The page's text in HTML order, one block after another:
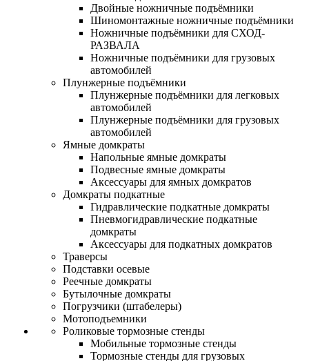
Двойные ножничные подъёмники
Шиномонтажные ножничные подъёмники
Ножничные подъёмники для СХОД-
РАЗВАЛА
Ножничные подъёмники для грузовых
автомобилей
Плунжерные подъёмники
Плунжерные подъёмники для легковых
автомобилей
Плунжерные подъёмники для грузовых
автомобилей
Ямные домкраты
Напольные ямные домкраты
Подвесные ямные домкраты
Аксессуары для ямных домкратов
Домкраты подкатные
Гидравлические подкатные домкраты
Пневмогидравлические подкатные
домкраты
Аксессуары для подкатных домкратов
Траверсы
Подставки осевые
Реечные домкраты
Бутылочные домкраты
Погрузчики (штабелеры)
Мотоподъемники
Роликовые тормозные стенды
Мобильные тормозные стенды
Тормозные стенды для грузовых